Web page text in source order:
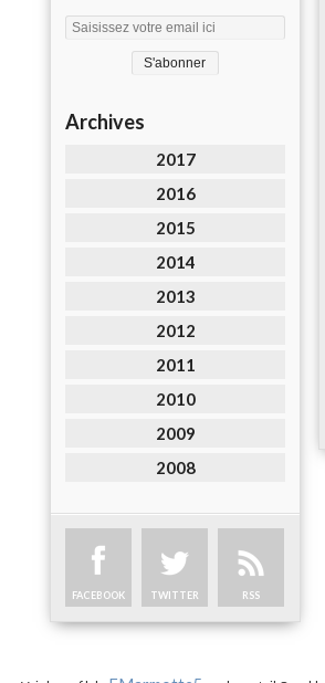
Archives
2017
2016
2015
2014
2013
2012
2011
2010
2009
2008
FACEBOOK TWITTER RSS